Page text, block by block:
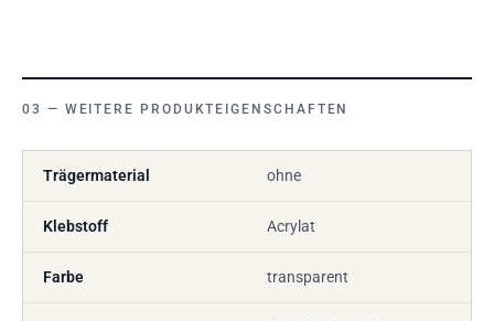
WEITERE PRODUKTEIGENSCHAFTEN
Trägermaterial ohne
Klebstoff Acrylat
Farbe transparent